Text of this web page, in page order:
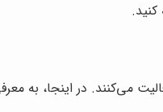
می‌کنند. در اینجا، به